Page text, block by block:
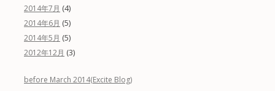
2014年7月 (4)
2014年6月 (5)
2014年5月 (5)
2012年12月 (3)
before March 2014(Excite Blog)